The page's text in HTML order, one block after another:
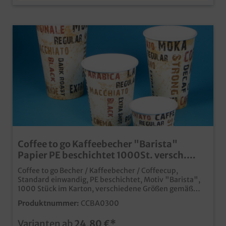
Coffee to go Kaffeebecher "Barista"
Papier PE beschichtet 1000St. versch.
Größen
Coffee to go Becher / Kaffeebecher / Coffeecup,
Standard einwandig, PE beschichtet, Motiv "Barista",
1000 Stück im Karton, verschiedene Größen gemäß
Auswahl 4oz/100ml Ø62mm; 8oz/200ml Ø80mm;
12oz/300ml Slim Ø80mm, 12oz/300ml Ø90mm;
Produktnummer: CCBA0300